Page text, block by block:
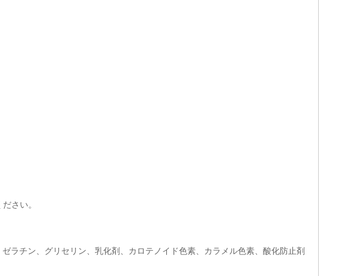
さい。
ラチン、グリセリン、乳化剤、カロテノイド色素、カラメル色素、酸化防止剤